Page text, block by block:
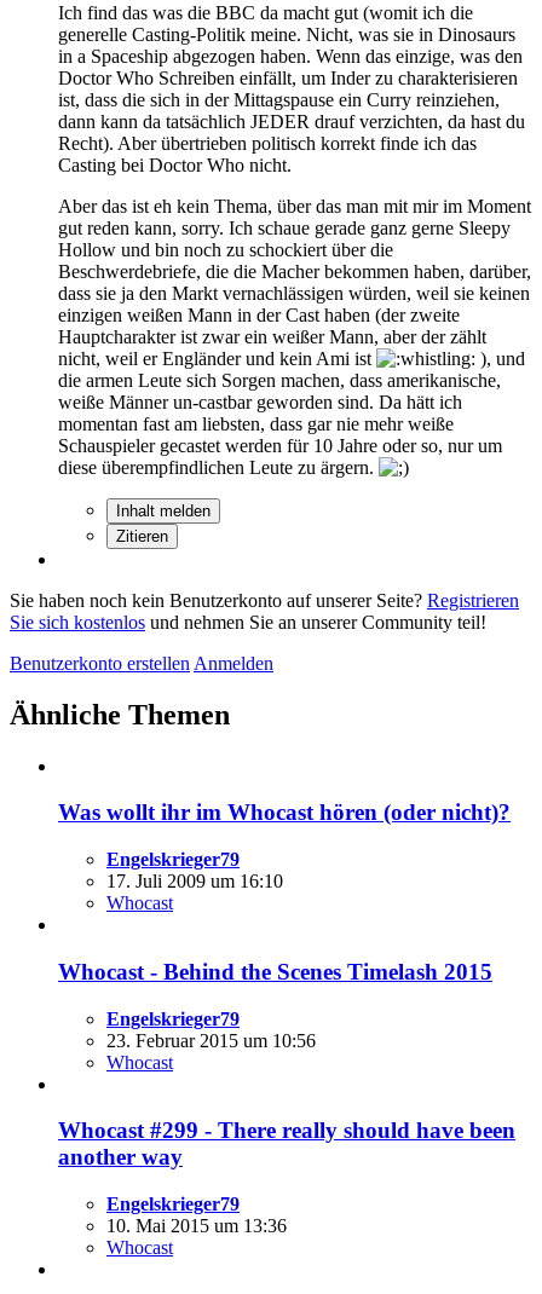
Ich find das was die BBC da macht gut (womit ich die
generelle Casting-Politik meine. Nicht, was sie in Dinosaurs
in a Spaceship abgezogen haben. Wenn das einzige, was den
Doctor Who Schreiben einfällt, um Inder zu charakterisieren
ist, dass die sich in der Mittagspause ein Curry reinziehen,
dann kann da tatsächlich JEDER drauf verzichten, da hast du
Recht). Aber übertrieben politisch korrekt finde ich das
Casting bei Doctor Who nicht.
Aber das ist eh kein Thema, über das man mit mir im Moment
gut reden kann, sorry. Ich schaue gerade ganz gerne Sleepy
Hollow und bin noch zu schockiert über die
Beschwerdebriefe, die die Macher bekommen haben, darüber,
dass sie ja den Markt vernachlässigen würden, weil sie keinen
einzigen weißen Mann in der Cast haben (der zweite
Hauptcharakter ist zwar ein weißer Mann, aber der zählt
nicht, weil er Engländer und kein Ami ist
), und
die armen Leute sich Sorgen machen, dass amerikanische,
weiße Männer un-castbar geworden sind. Da hätt ich
momentan fast am liebsten, dass gar nie mehr weiße
Schauspieler gecastet werden für 10 Jahre oder so, nur um
diese überempfindlichen Leute zu ärgern.
Inhalt melden
Zitieren
Sie haben noch kein Benutzerkonto auf unserer Seite? Registrieren
Sie sich kostenlos und nehmen Sie an unserer Community teil!
Benutzerkonto erstellen Anmelden
Ähnliche Themen
Was wollt ihr im Whocast hören (oder nicht)?
Engelskrieger79
17. Juli 2009 um 16:10
Whocast
Whocast - Behind the Scenes Timelash 2015
Engelskrieger79
23. Februar 2015 um 10:56
Whocast
Whocast #299 - There really should have been
another way
Engelskrieger79
10. Mai 2015 um 13:36
Whocast